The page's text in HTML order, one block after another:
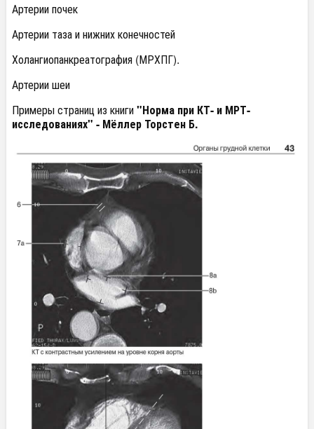
Артерии почек
Артерии таза и нижних конечностей
Холангиопанкреатография (МРХПГ).
Артерии шеи
Примеры страниц из книги"Норма при КТ- и МРТ-
исследованиях" - Мёллер Торстен Б.